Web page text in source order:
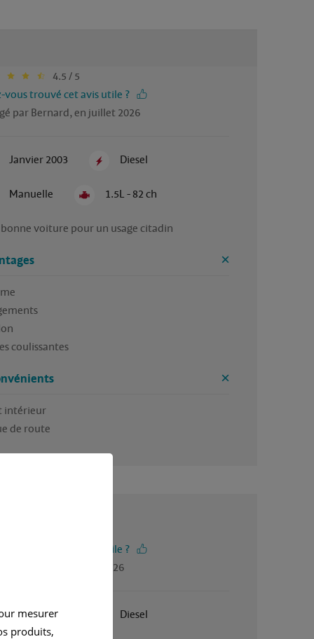
4.5 / 5
vous trouvé cet avis utile ?
par Bernard, en juillet 2026
Janvier 2003 Diesel
Manuelle 1.5L - 82 ch
Portes coulissantes
intérieur
de route
vous trouvé cet avis utile ?
par Michel, en juin 2026
Janvier 2001 Diesel
mesurer
produits,